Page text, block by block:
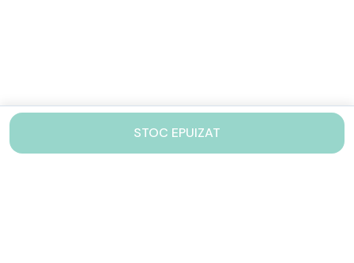
STOC EPUIZAT